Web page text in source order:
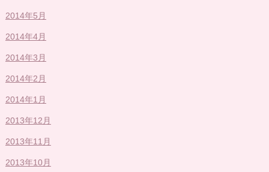
2014年5月
2014年4月
2014年3月
2014年2月
2014年1月
2013年12月
2013年11月
2013年10月